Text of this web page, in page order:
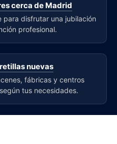
cerca de Madrid
disfrutar una jubilación
profesional.
nuevas
fábricas y centros
tus necesidades.